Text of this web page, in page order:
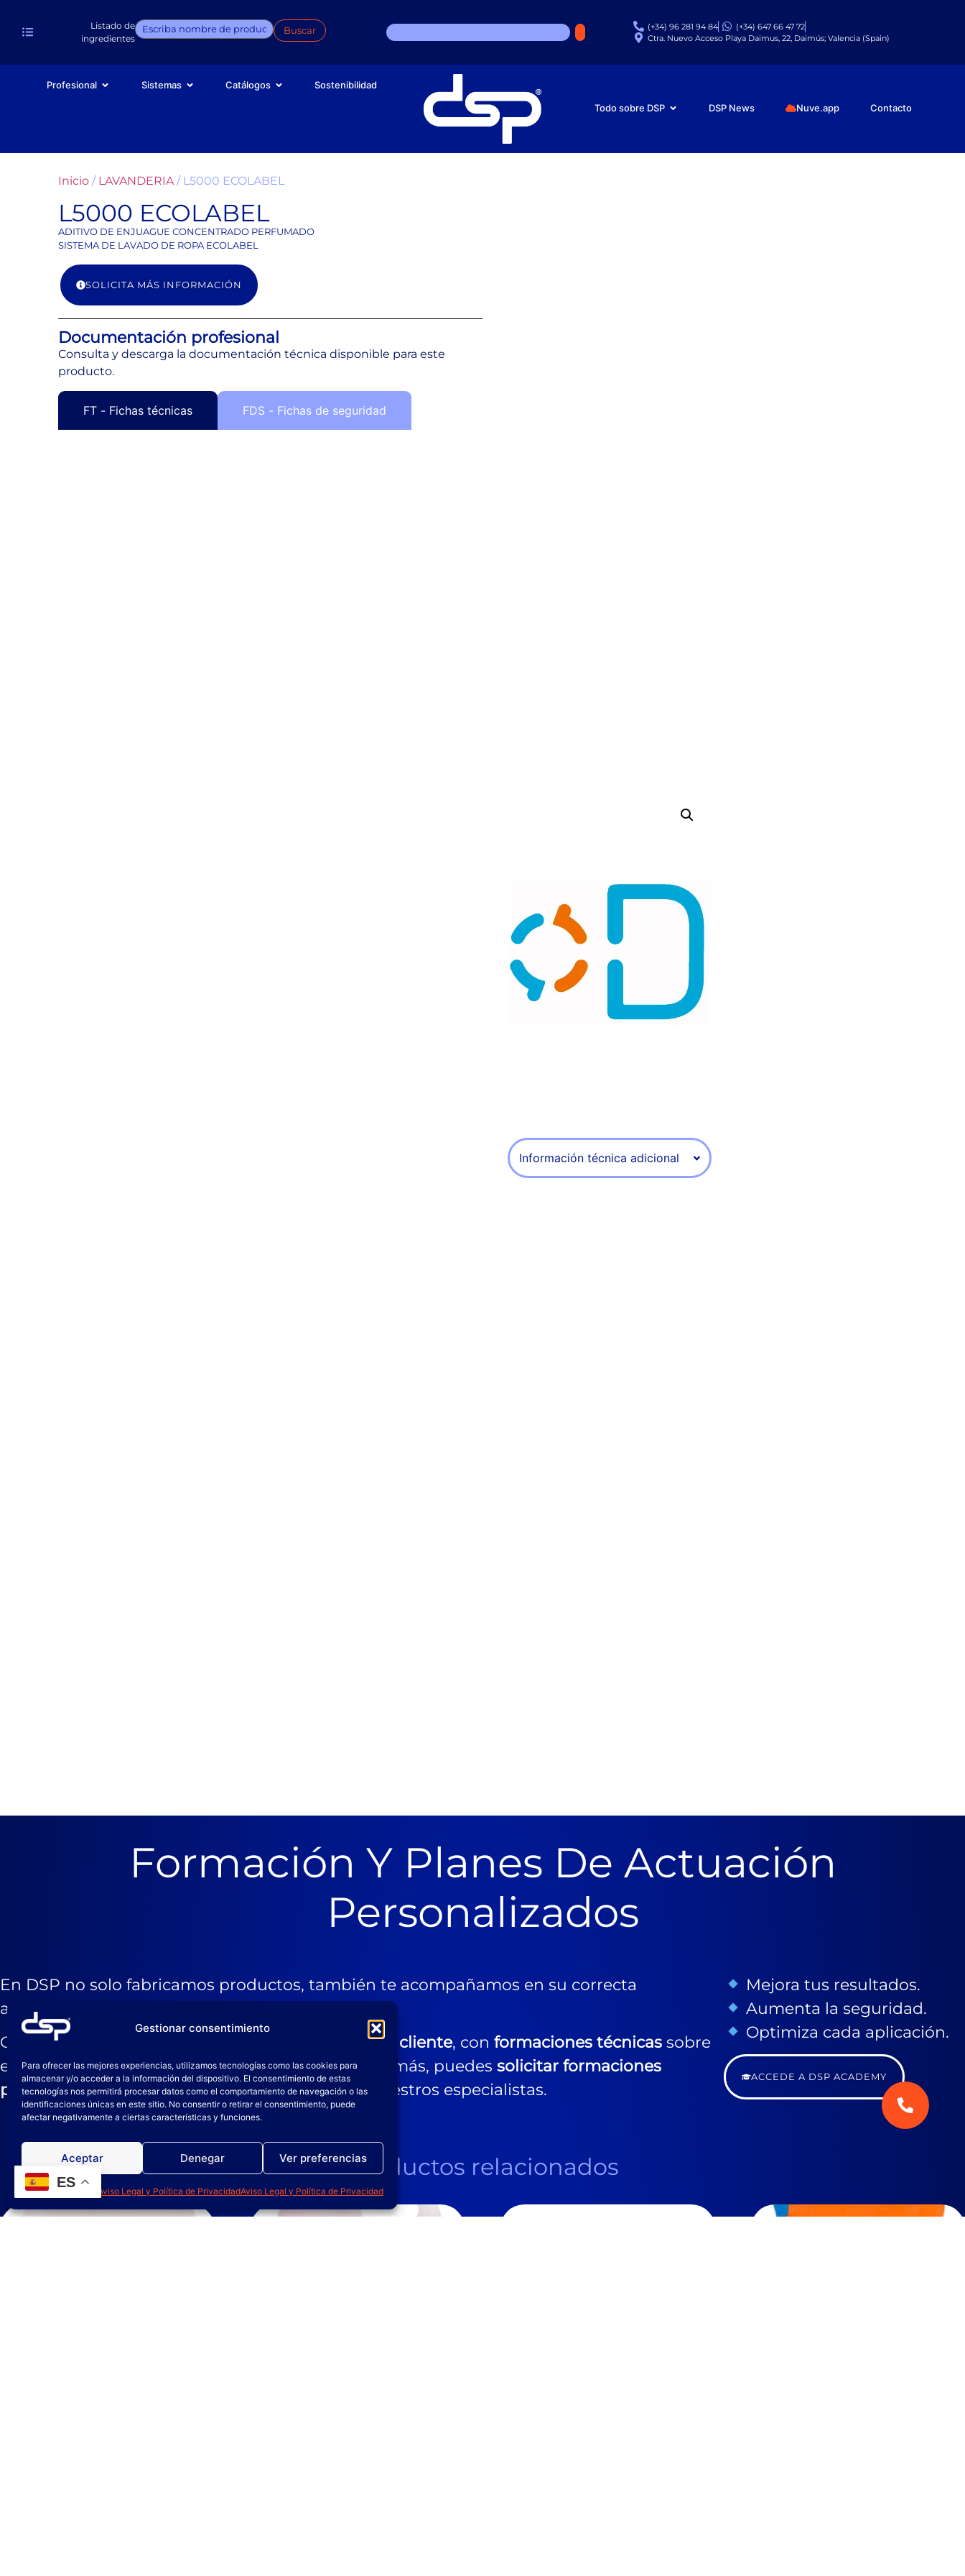
Gestionar consentimiento
Para ofrecer las mejores experiencias, utilizamos tecnologías como las cookies para
almacenar y/o acceder a la información del dispositivo. El consentimiento de estas
tecnologías nos permitirá procesar datos como el comportamiento de navegación o las
identificaciones únicas en este sitio. No consentir o retirar el consentimiento, puede
afectar negativamente a ciertas características y funciones.
Aceptar Denegar Ver preferencias
Política de cookies Aviso Legal y Política de PrivacidadAviso Legal y Política de Privacidad
Listado de
ingredientes
Buscar (+34) 96 281 94 84
(+34) 647 66 47 72
Ctra. Nuevo Acceso Playa Daimus, 22, Daimús; Valencia (Spain)
Profesional Sistemas Catálogos
Sostenibilidad
Todo sobre DSP
DSP News Nuve.app Contacto
Inicio/ LAVANDERIA/ L5000 ECOLABEL
L5000 ECOLABEL
ADITIVO DE ENJUAGUE CONCENTRADO PERFUMADO
SISTEMA DE LAVADO DE ROPA ECOLABEL
SOLICITA MÁS INFORMACIÓN
Documentación profesional
Consulta y descarga la documentación técnica disponible para este
producto.
FT - Fichas técnicas FDS - Fichas de seguridad
Información técnica adicional
Formación Y Planes De Actuación
Personalizados
En DSP no solo fabricamos productos, también te acompañamos en su correcta
aplicación.
Ofrecemos
planes de actuación adaptados a cada cliente, con formaciones técnicas sobre
el uso seguro y eficaz de nuestros productos. Además, puedes solicitar formaciones
personalizadaspara tu equipo, impartidas por nuestros especialistas.
Mejora tus resultados.
Aumenta la seguridad.
Optimiza cada aplicación.
ACCEDE A DSP ACADEMY
Productos relacionados
ES